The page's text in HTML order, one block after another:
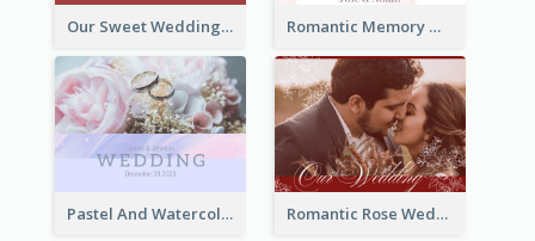
Our Sweet Wedding Photo Book Romantic Memory Wedding Photo Book
Pastel And Watercolor Wedding Photo Book Romantic Rose Wedding Photo Book